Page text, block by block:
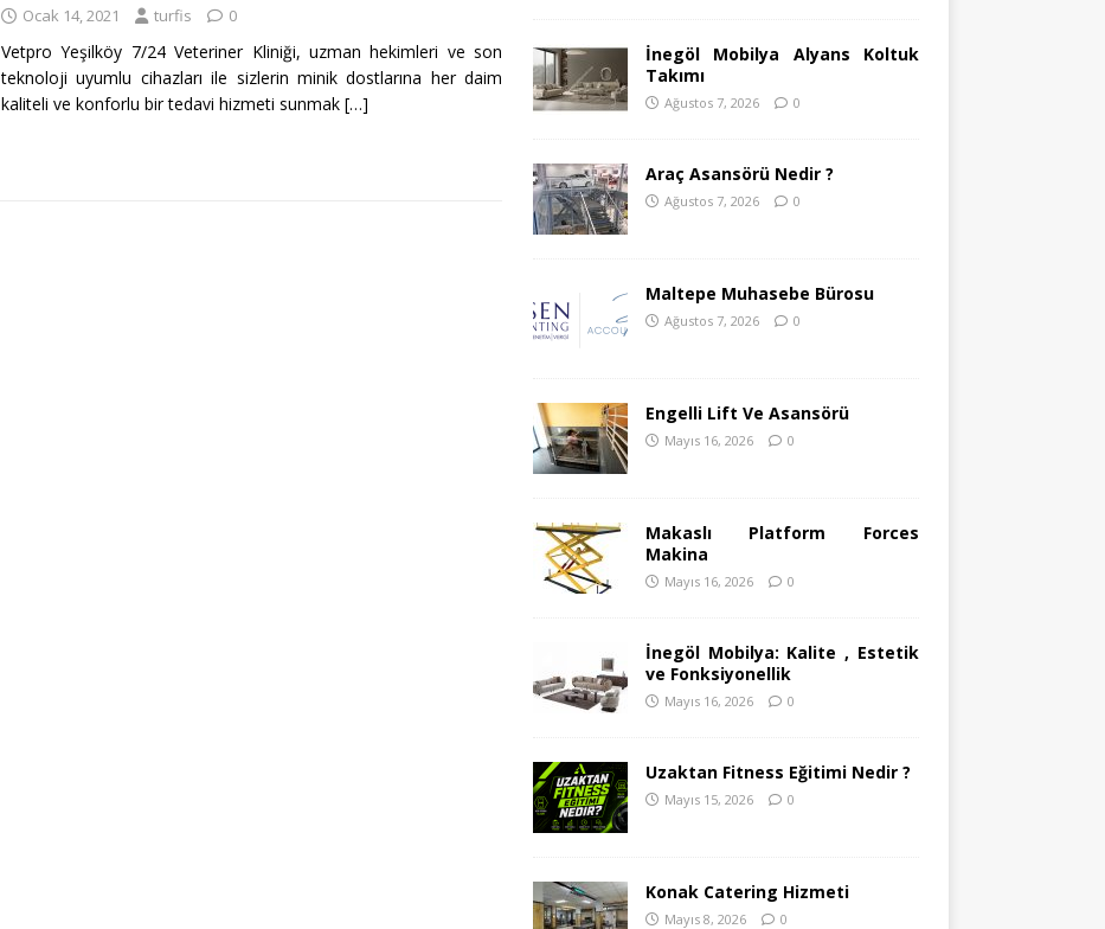
Ocak 14, 2021 turfis 0
Vetpro Yeşilköy 7/24 Veteriner Kliniği, uzman hekimleri ve son
teknoloji uyumlu cihazları ile sizlerin minik dostlarına her daim
kaliteli ve konforlu bir tedavi hizmeti sunmak […]
İnegöl Mobilya Alyans Koltuk
Takımı
Ağustos 7, 2026 0
Araç Asansörü Nedir ?
Ağustos 7, 2026 0
Maltepe Muhasebe Bürosu
Ağustos 7, 2026 0
Engelli Lift Ve Asansörü
Mayıs 16, 2026 0
Makaslı Platform Forces
Makina
Mayıs 16, 2026 0
İnegöl Mobilya: Kalite , Estetik
ve Fonksiyonellik
Mayıs 16, 2026 0
Uzaktan Fitness Eğitimi Nedir ?
Mayıs 15, 2026 0
Konak Catering Hizmeti
Mayıs 8, 2026 0